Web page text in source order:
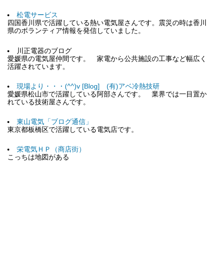
松電サービス
四国香川県で活躍している熱い電気屋さんです。震災の時は香川
県のボランティア情報を発信していました。
川正電器のブログ
愛媛県の電気屋仲間です。 家電から公共施設の工事など幅広く
活躍されています。
現場より・・・(^^)v [Blog] (有)アベ冷熱技研
愛媛県松山市で活躍している阿部さんです。 業界では一目置か
れている技術屋さんです。
東山電気「ブログ通信」
東京都板橋区で活躍している電気店です。
栄電気ＨＰ（商店街）
こっちは地図がある